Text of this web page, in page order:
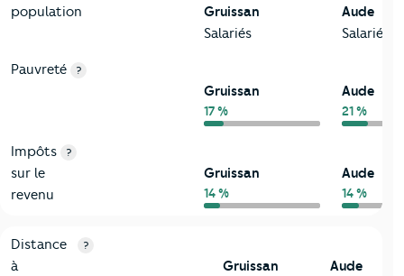
population
Gruissan
Salariés
Aude
Salariés
Pauvreté ?
Gruissan
17 %
Aude
21 %
Impôts
sur le
revenu
?
Gruissan
14 %
Aude
14 %
3-Environnement
Critères Gruissan
Distance
à
?
Gruissan
Aude